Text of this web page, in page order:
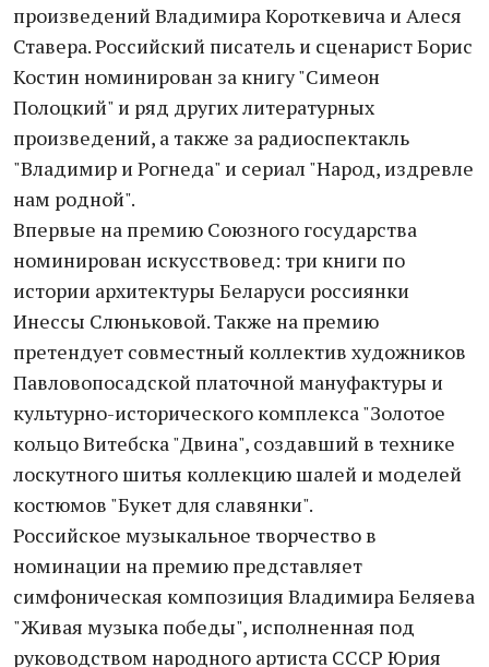
произведений Владимира Короткевича и Алеся
Ставера. Российский писатель и сценарист Борис
Костин номинирован за книгу "Симеон
Полоцкий" и ряд других литературных
произведений, а также за радиоспектакль
"Владимир и Рогнеда" и сериал "Народ, издревле
нам родной".
Впервые на премию Союзного государства
номинирован искусствовед: три книги по
истории архитектуры Беларуси россиянки
Инессы Слюньковой. Также на премию
претендует совместный коллектив художников
Павловопосадской платочной мануфактуры и
культурно-исторического комплекса "Золотое
кольцо Витебска "Двина", создавший в технике
лоскутного шитья коллекцию шалей и моделей
костюмов "Букет для славянки".
Российское музыкальное творчество в
номинации на премию представляет
симфоническая композиция Владимира Беляева
"Живая музыка победы", исполненная под
руководством народного артиста СССР Юрия